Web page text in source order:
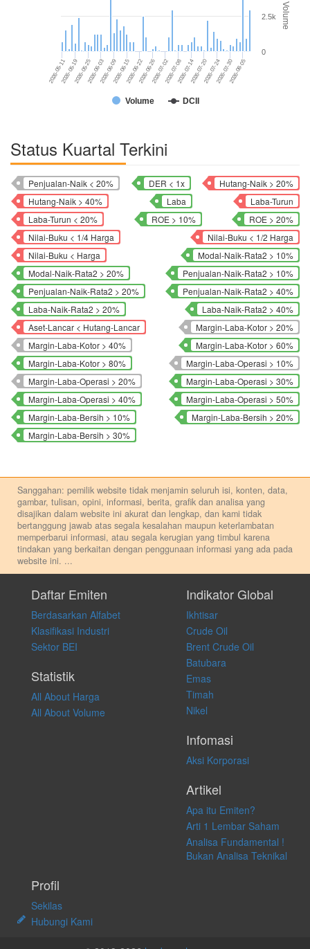
Volume
Volume DCII
2026-05-11 2026-06-03 2026-06-22 2026-07-08 2026-07-24
2026-05-192026-05-25 2026-06-092026-06-15 2026-06-262026-07-02 2026-07-142026-07-20 2026-07-302026-08-05
0
2.5k
Status Kuartal Terkini
Penjualan-Naik < 20% DER < 1x
Hutang-Naik > 20%
Hutang-Naik > 40%
Laba
Laba-Turun
Laba-Turun < 20%
ROE > 10%
ROE > 20%
Nilai-Buku < 1/4 Harga
Nilai-Buku < 1/2 Harga
Nilai-Buku < Harga
Modal-Naik-Rata2 > 10%
Modal-Naik-Rata2 > 20%
Penjualan-Naik-Rata2 > 10%
Penjualan-Naik-Rata2 > 20%
Penjualan-Naik-Rata2 > 40%
Laba-Naik-Rata2 > 20%
Laba-Naik-Rata2 > 40%
Aset-Lancar < Hutang-Lancar
Margin-Laba-Kotor > 20%
Margin-Laba-Kotor > 40%
Margin-Laba-Kotor > 60%
Margin-Laba-Kotor > 80%
Margin-Laba-Operasi > 10%
Margin-Laba-Operasi > 20%
Margin-Laba-Operasi > 30%
Margin-Laba-Operasi > 40%
Margin-Laba-Operasi > 50%
Margin-Laba-Bersih > 10%
Margin-Laba-Bersih > 20%
Margin-Laba-Bersih > 30%
Sanggahan: pemilik website tidak menjamin seluruh isi, konten, data,
gambar, tulisan, opini, informasi, berita, grafik dan analisa yang
disajikan dalam website ini akurat dan lengkap, dan kami tidak
bertanggung jawab atas segala kesalahan maupun keterlambatan
memperbarui informasi, atau segala kerugian yang timbul karena
tindakan yang berkaitan dengan penggunaan informasi yang ada pada
website ini. ...
pribadi. Kami tidak memberi anjuran, saran, rekomendasi untuk
membeli, menjual atau melakukan aktivitas lain yang terkait dengan
transaksi perdagangan apapun, dan kami tidak bertanggung jawab
atas keputusan investasi yang dilakukan dalam kondisi dan situasi
apapun juga, yang diakibatkan secara langsung maupun tidak
langsung atas konten pada website ini.
Daftar Emiten
Berdasarkan Alfabet
Klasifikasi Industri
Sektor BEI
Statistik
All About Harga
All About Volume
Indikator Global
Ikhtisar
Crude Oil
Brent Crude Oil
Batubara
Emas
Timah
Nikel
Infomasi
Aksi Korporasi
Artikel
Apa itu Emiten?
Arti 1 Lembar Saham
Analisa Fundamental !
Bukan Analisa Teknikal
Profil
Sekilas
Hubungi Kami